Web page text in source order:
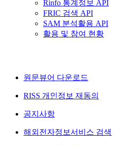
Rinfo 통계정보 API
FRIC 검색 API
SAM 분석활용 API
활용 및 참여 현황
원문뷰어 다운로드
RISS 개인정보 재동의
공지사항
해외전자정보서비스 검색